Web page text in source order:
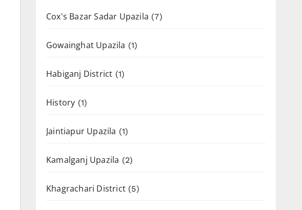
Cox's Bazar Sadar Upazila (7)
Gowainghat Upazila (1)
Habiganj District (1)
History (1)
Jaintiapur Upazila (1)
Kamalganj Upazila (2)
Khagrachari District (5)